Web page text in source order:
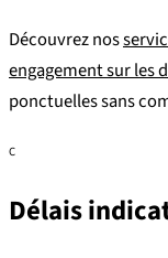
Découvrez nos
engagement sur les
ponctuelles sans
C
Délais